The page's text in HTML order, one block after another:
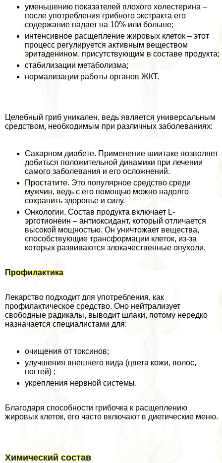
уменьшению показателей плохого холестерина –
после употрeбления грибного экстpaкта его
содержание падает на 10% или больше;
интенсивное расщепление жировых клеток – этот
процесс регулируется активным веществом
эритаденином, присутствующим в составе продукта;
стабилизации метаболизма;
нормализации работы органов ЖКТ.
Целебный гриб уникален, ведь является универсальным
средством, необходимым при различных заболеваниях:
Сахарном диабете. Применение шиитаке позволяет
добиться положительной динамики при лечении
самого заболевания и его осложнений.
Простатите. Это популярное средство среди
мужчин, ведь с его помощью можно надолго
сохранить здоровье и силу.
Онкологии. Состав продукта включает L-
эрготионеин – антиоксидант, который отличается
высокой мощностью. Он уничтожает вещества,
способствующие трaнcформации клеток, из-за
которых развиваются злокачественные опухоли.
Профилактика
Лекарство подходит для употрeбления, как
профилактическое средство. Оно нейтрализует
свободные радикалы, выводит шлаки, потому нередко
назначается специалистами для:
очищения от токсинов;
улучшения внешнего вида (цвета кожи, волос,
ногтей) ;
укрепления нервной системы.
Благодаря способности грибочка к расщеплению
жировых клеток, его часто включают в диетические меню.
Химический состав